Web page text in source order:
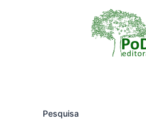
Pesquisa
u